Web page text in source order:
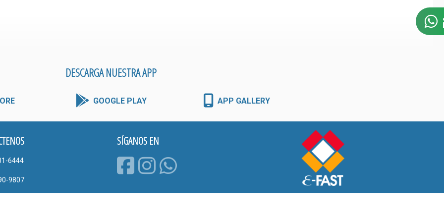
DESCARGA NUESTRA APP
GOOGLE PLAY APP GALLERY
6444
9807
SÍGANOS EN